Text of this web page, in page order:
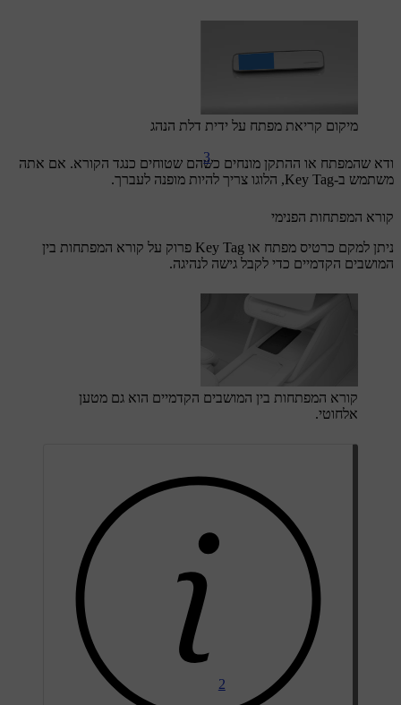
2
3
מיקום קריאת מפתח על ידית דלת הנהג
ודא שהמפתח או ההתקן מונחים כשהם שטוחים כנגד הקורא. אם אתה
משתמש ב-Key Tag, הלוגו צריך להיות מופנה לעברך.
קורא המפתחות הפנימי
ניתן למקם כרטיס מפתח או Key Tag פרוק על קורא המפתחות בין
המושבים הקדמיים כדי לקבל גישה לנהיגה.
קורא המפתחות בין המושבים הקדמיים הוא גם מטען
אלחוטי.